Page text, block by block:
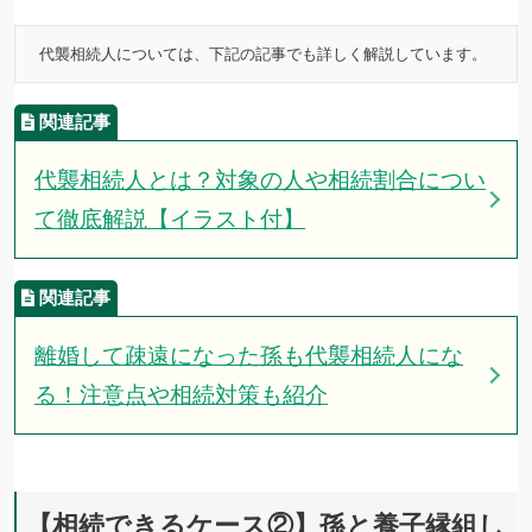
代襲相続人とは？対象の人や相続割合につい
て徹底解説【イラスト付】
離婚して疎遠になった孫も代襲相続人にな
る！注意点や相続対策も紹介
【相続できるケース②】孫と養子縁組し